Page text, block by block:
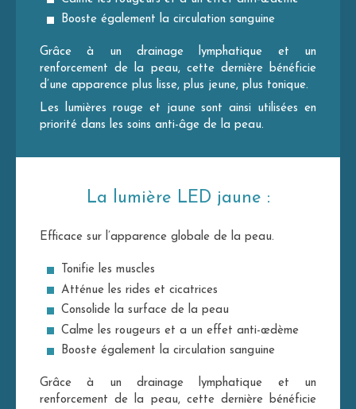
Booste également la circulation sanguine
Grâce à un drainage lymphatique et un
renforcement de la peau, cette dernière bénéficie
d’une apparence plus lisse, plus jeune, plus tonique.
Les lumières rouge et jaune sont ainsi utilisées en
priorité dans les soins anti-âge de la peau.
La lumière LED jaune :
Efficace sur l’apparence globale de la peau.
Tonifie les muscles
Atténue les rides et cicatrices
Consolide la surface de la peau
Calme les rougeurs et a un effet anti-œdème
Booste également la circulation sanguine
Grâce à un drainage lymphatique et un
renforcement de la peau, cette dernière bénéficie